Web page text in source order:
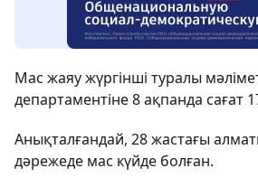
Мас жаяу жүргінші туралы
департаментіне 8 ақпанда сағат
Анықталғандай, 28 жастағы
дәрежеде мас күйде болған.